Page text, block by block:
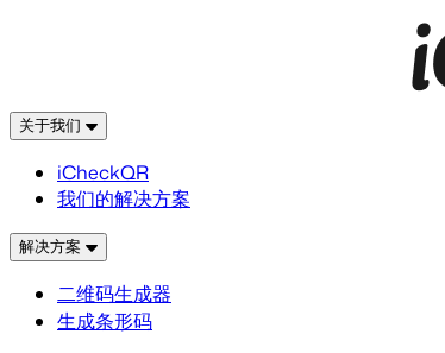
关于我们
iCheckQR
我们的解决方案
解决方案
二维码生成器
生成条形码